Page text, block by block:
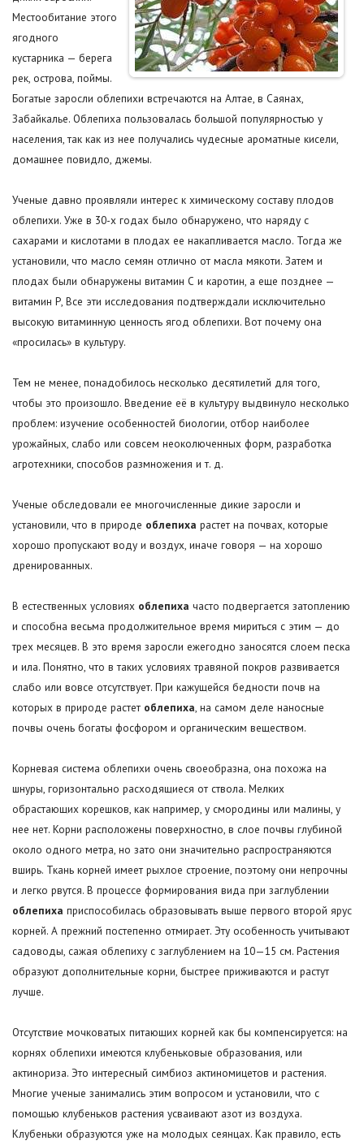
Местообитание этого
ягодного
кустарника — берега
рек, острова, поймы.
Богатые заросли облепихи встречаются на Алтае, в Саянах,
Забайкалье. Облепиха пользовалась большой популярностью у
населения, так как из нее получались чудесные ароматные кисели,
домашнее повидло, джемы.
Ученые давно проявляли интерес к химическому составу плодов
облепихи. Уже в 30-х годах было обнаружено, что наряду с
сахарами и кислотами в плодах ее накапливается масло. Тогда же
установили, что масло семян отлично от масла мякоти. Затем и
плодах были обнаружены витамин С и каротин, а еще позднее —
витамин Р, Все эти исследования подтверждали исключительно
высокую витаминную ценность ягод облепихи. Вот почему она
«просилась» в культуру.
Тем не менее, понадобилось несколько десятилетий для того,
чтобы это произошло. Введение её в культуру выдвинуло несколько
проблем: изучение особенностей биологии, отбор наиболее
урожайных, слабо или совсем неоколюченных форм, разработка
агротехники, способов размножения и т. д.
Ученые обследовали ее многочисленные дикие заросли и
установили, что в природе облепиха растет на почвах, которые
хорошо пропускают воду и воздух, иначе говоря — на хорошо
дренированных.
В естественных условиях облепиха часто подвергается затоплению
и способна весьма продолжительное время мириться с этим — до
трех месяцев. В это время заросли ежегодно заносятся слоем песка
и ила. Понятно, что в таких условиях травяной покров развивается
слабо или вовсе отсутствует. При кажущейся бедности почв на
которых в природе растет облепиха, на самом деле наносные
почвы очень богаты фосфором и органическим веществом.
Корневая система облепихи очень своеобразна, она похожа на
шнуры, горизонтально расходящиеся от ствола. Мелких
обрастающих корешков, как например, у смородины или малины, у
нее нет. Корни расположены поверхностно, в слое почвы глубиной
около одного метра, но зато они значительно распространяются
вширь. Ткань корней имеет рыхлое строение, поэтому они непрочны
и легко рвутся. В процессе формирования вида при заглублении
облепиха приспособилась образовывать выше первого второй ярус
корней. А прежний постепенно отмирает. Эту особенность учитывают
садоводы, сажая облепиху с заглублением на 10—15 см. Растения
образуют дополнительные корни, быстрее приживаются и растут
лучше.
Отсутствие мочковатых питающих корней как бы компенсируется: на
корнях облепихи имеются клубеньковые образования, или
актинориза. Это интересный симбиоз актиномицетов и растения.
Многие ученые занимались этим вопросом и установили, что с
помощью клубеньков растения усваивают азот из воздуха.
Клубеньки образуются уже на молодых сеянцах. Как правило, есть